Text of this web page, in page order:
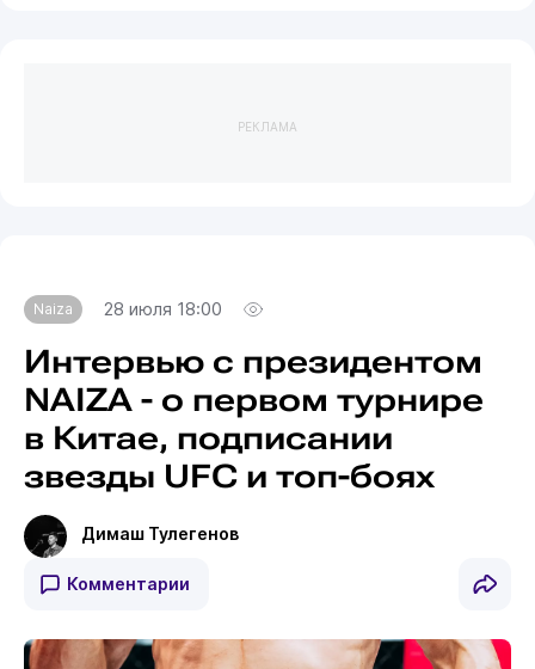
РЕКЛАМА
Naiza 28 июля 18:00
Интервью с президентом
NAIZA - о первом турнире
в Китае, подписании
звезды UFC и топ-боях
Димаш Тулегенов
Комментарии